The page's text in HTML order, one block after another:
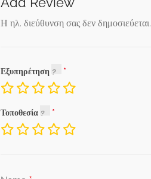
Η ηλ. διεύθυνση σας δεν δημοσιεύεται.
Εξυπηρέτηση
Τοποθεσία